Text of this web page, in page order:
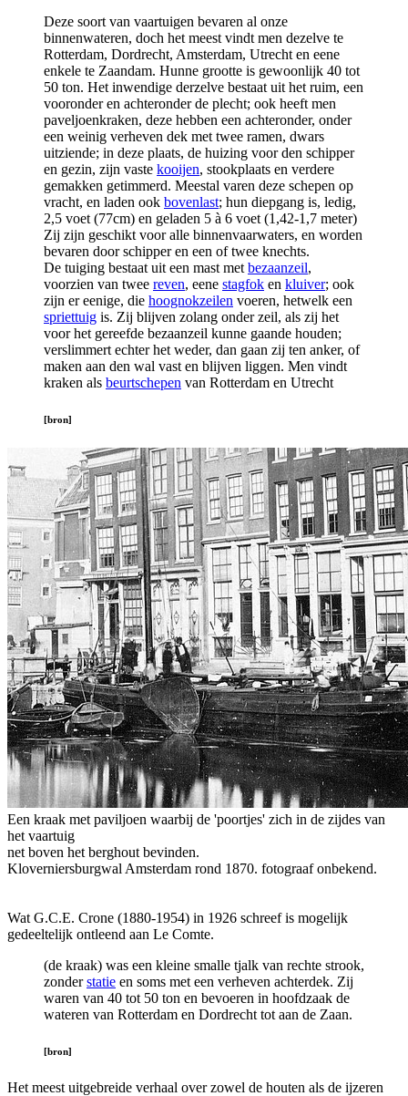
Deze soort van vaartuigen bevaren al onze
binnenwateren, doch het meest vindt men dezelve te
Rotterdam, Dordrecht, Amsterdam, Utrecht en eene
enkele te Zaandam. Hunne grootte is gewoonlijk 40 tot
50 ton. Het inwendige derzelve bestaat uit het ruim, een
vooronder en achteronder de plecht; ook heeft men
paveljoenkraken, deze hebben een achteronder, onder
een weinig verheven dek met twee ramen, dwars
uitziende; in deze plaats, de huizing voor den schipper
en gezin, zijn vaste kooijen, stookplaats en verdere
gemakken getimmerd. Meestal varen deze schepen op
vracht, en laden ook bovenlast; hun diepgang is, ledig,
2,5 voet (77cm) en geladen 5 à 6 voet (1,42-1,7 meter)
Zij zijn geschikt voor alle binnenvaarwaters, en worden
bevaren door schipper en een of twee knechts.
De tuiging bestaat uit een mast met bezaanzeil,
voorzien van twee reven, eene stagfok en kluiver; ook
zijn er eenige, die hoognokzeilen voeren, hetwelk een
spriettuig is. Zij blijven zolang onder zeil, als zij het
voor het gereefde bezaanzeil kunne gaande houden;
verslimmert echter het weder, dan gaan zij ten anker, of
maken aan den wal vast en blijven liggen. Men vindt
kraken als beurtschepen van Rotterdam en Utrecht
[bron]
Een kraak met paviljoen waarbij de 'poortjes' zich in de zijdes van
het vaartuig
net boven het berghout bevinden.
Kloverniersburgwal Amsterdam rond 1870. fotograaf onbekend.
Wat G.C.E. Crone (1880-1954) in 1926 schreef is mogelijk
gedeeltelijk ontleend aan Le Comte.
(de kraak) was een kleine smalle tjalk van rechte strook,
zonderstatie en soms met een verheven achterdek. Zij
waren van 40 tot 50 ton en bevoeren in hoofdzaak de
wateren van Rotterdam en Dordrecht tot aan de Zaan.
[bron]
Het meest uitgebreide verhaal over zowel de houten als de ijzeren